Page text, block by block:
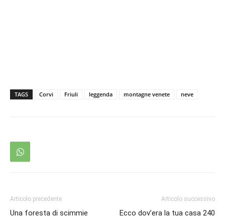
TAGS Corvi Friuli leggenda montagne venete neve
Articolo precedente
Una foresta di scimmie
Articolo successivo
Ecco dov’era la tua casa 240